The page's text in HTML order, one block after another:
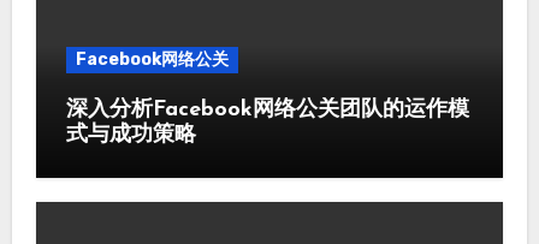
Facebook网络公关
深入分析Facebook网络公关团队的运作模
式与成功策略